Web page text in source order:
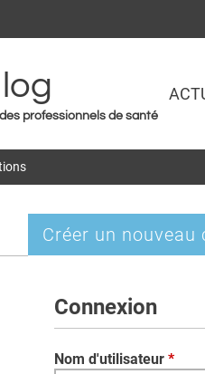
professionnels de santé
Créer un nouveau
Connexion
Nom d'utilisateur *